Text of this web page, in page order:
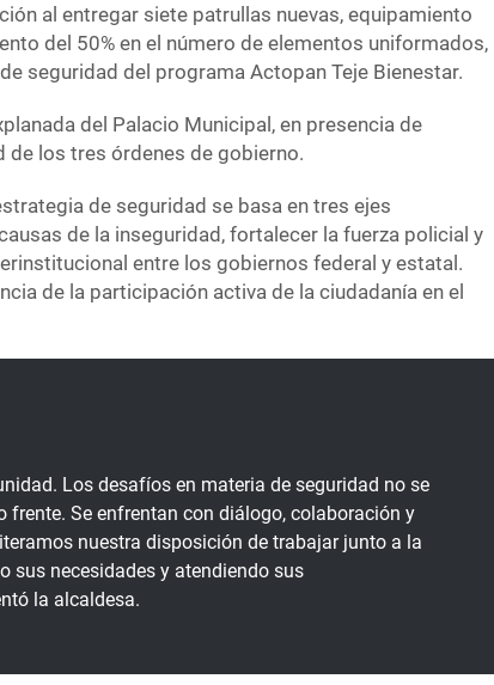
al entregar siete patrullas nuevas, equipamiento
del 50% en el número de elementos uniformados,
seguridad del programa Actopan Teje Bienestar.
del Palacio Municipal, en presencia de
de los tres órdenes de gobierno.
de seguridad se basa en tres ejes
de la inseguridad, fortalecer la fuerza policial y
entre los gobiernos federal y estatal.
de la participación activa de la ciudadanía en el
Los desafíos en materia de seguridad no se
frente. Se enfrentan con diálogo, colaboración y
nuestra disposición de trabajar junto a la
sus necesidades y atendiendo sus
la alcaldesa.